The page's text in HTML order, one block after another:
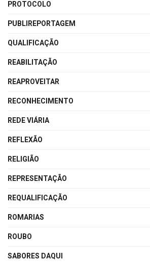
PROTOCOLO
PUBLIREPORTAGEM
QUALIFICAÇÃO
REABILITAÇÃO
REAPROVEITAR
RECONHECIMENTO
REDE VIÁRIA
REFLEXÃO
RELIGIÃO
REPRESENTAÇÃO
REQUALIFICAÇÃO
ROMARIAS
ROUBO
SABORES DAQUI